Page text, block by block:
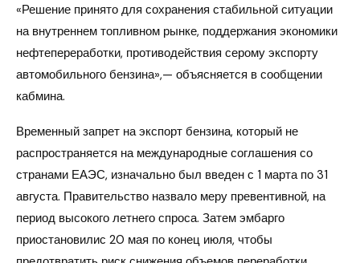
«Решение принято для сохранения стабильной ситуации
на внутреннем топливном рынке, поддержания экономики
нефтепереработки, противодействия серому экспорту
автомобильного бензина»,— объясняется в сообщении
кабмина.
Временный запрет на экспорт бензина, который не
распространяется на международные соглашения со
странами ЕАЭС, изначально был введен с 1 марта по 31
августа. Правительство назвало меру превентивной, на
период высокого летнего спроса. Затем эмбарго
приостановилис 20 мая по конец июля, чтобы